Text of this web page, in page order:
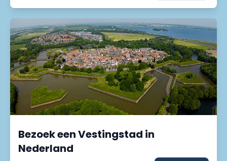
Bezoek een Vestingstad in
Nederland